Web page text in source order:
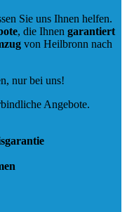
Sie uns Ihnen helfen.
, die Ihnen garantiert
von Heilbronn nach
nur bei uns!
Angebote.